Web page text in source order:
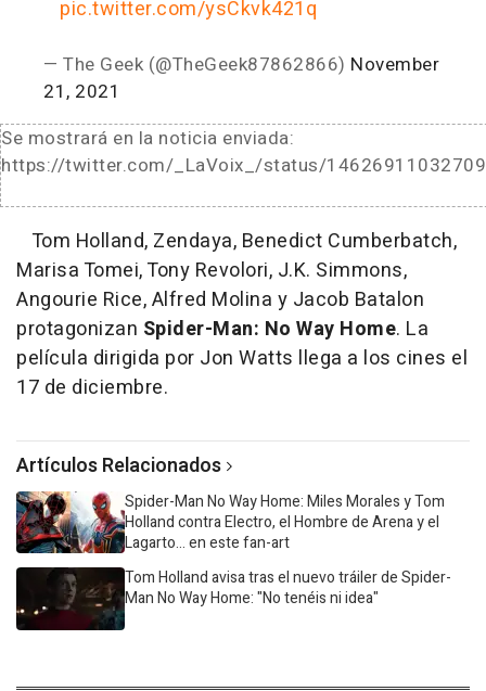
pic.twitter.com/ysCkvk421q
— The Geek (@TheGeek87862866) November
21, 2021
Se mostrará en la noticia enviada:
https://twitter.com/_LaVoix_/status/
Tom Holland, Zendaya, Benedict Cumberbatch,
Marisa Tomei, Tony Revolori, J.K. Simmons,
Angourie Rice, Alfred Molina y Jacob Batalon
protagonizan Spider-Man: No Way Home. La
película dirigida por Jon Watts llega a los cines el
17 de diciembre.
Artículos Relacionados
Spider-Man No Way Home: Miles Morales y Tom
Holland contra Electro, el Hombre de Arena y el
Lagarto... en este fan-art
Tom Holland avisa tras el nuevo tráiler de Spider-
Man No Way Home: "No tenéis ni idea"